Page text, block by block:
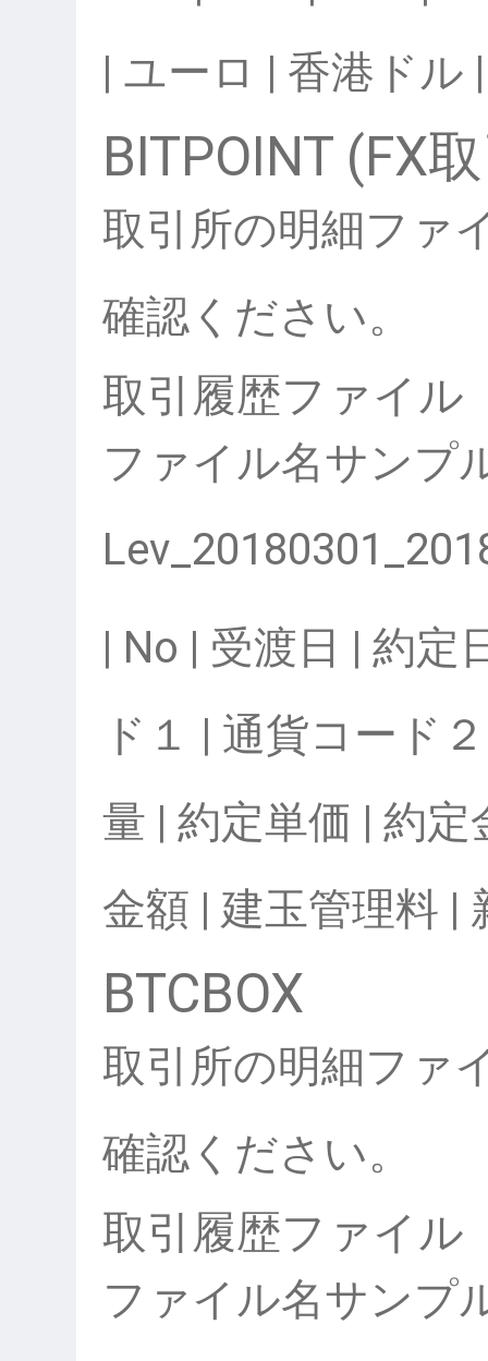
| ユーロ | 香港ドル |
BITPOINT (FX
取引所の明細ファ
確認ください。
取引履歴ファイル
ファイル名サンプ
| No | 受渡日 | 約定
ド１ | 通貨コード
量 | 約定単価 | 約
金額 | 建玉管理料 |
BTCBOX
取引所の明細ファ
確認ください。
取引履歴ファイル
ファイル名サンプ